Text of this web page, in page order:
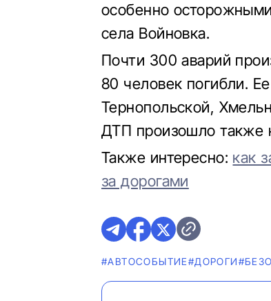
особенно
села Войновка.
Почти 300 аварий
80 человек погибли.
Тернопольской,
ДТП произошло также
Также интересно: как
за дорогами
#АВТОСОБЫТИЕ#ДОРОГИ